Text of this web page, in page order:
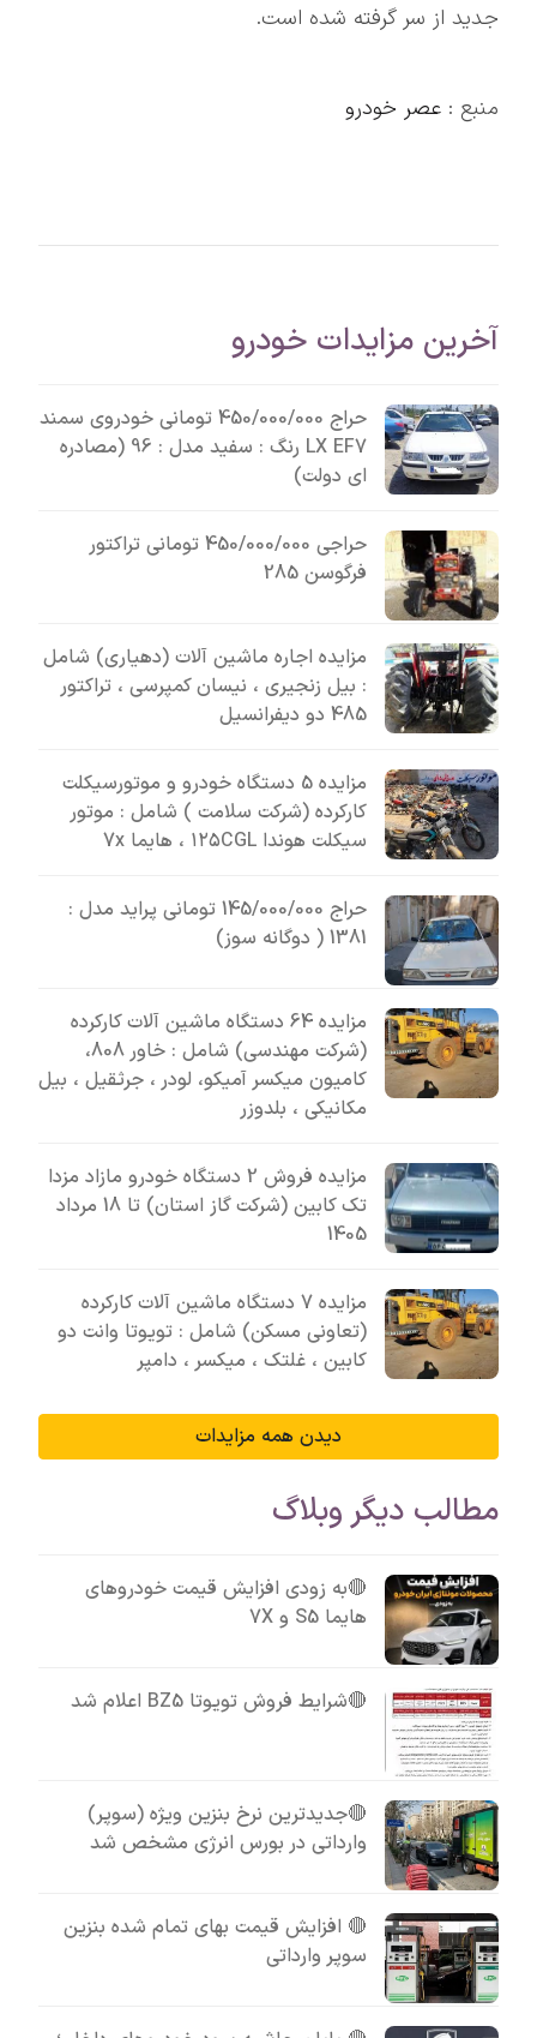
جدید از سر گرفته شده است.
منبع : عصر خودرو
آخرین مزایدات خودرو
حراج 450/000/000 تومانی خودروی سمند
LX EF7 رنگ : سفید مدل : 96 (مصادره
ای دولت)
حراجی 450/000/000 تومانی تراکتور
فرگوسن 285
مزایده اجاره ماشین آلات (دهیاری) شامل
: بیل زنجیری ، نیسان کمپرسی ، تراکتور
485 دو دیفرانسیل
مزایده 5 دستگاه خودرو و موتورسیکلت
کارکرده (شرکت سلامت ) شامل : موتور
سیکلت هوندا ۱۲۵CGL ، هایما 7x
حراج 145/000/000 تومانی پراید مدل :
1381 ( دوگانه سوز)
مزایده 64 دستگاه ماشین آلات کارکرده
(شرکت مهندسی) شامل : خاور 808،
کامیون میکسر آمیکو، لودر ، جرثقیل ، بیل
مکانیکی ، بلدوزر
مزایده فروش 2 دستگاه خودرو مازاد مزدا
تک کابین (شرکت گاز استان) تا 18 مرداد
1405
مزایده 7 دستگاه ماشین آلات کارکرده
(تعاونی مسکن) شامل : تویوتا وانت دو
کابین ، غلتک ، میکسر ، دامپر
دیدن همه مزایدات
مطالب دیگر وبلاگ
🔴به زودی افزایش قیمت خودروهای
هایما S5 و 7X
🔴شرایط فروش تویوتا BZ5 اعلام شد
🔴جدیدترین نرخ بنزین ویژه (سوپر)
وارداتی در بورس انرژی مشخص شد
🔴 افزایش قیمت بهای تمام شده بنزین
سوپر وارداتی